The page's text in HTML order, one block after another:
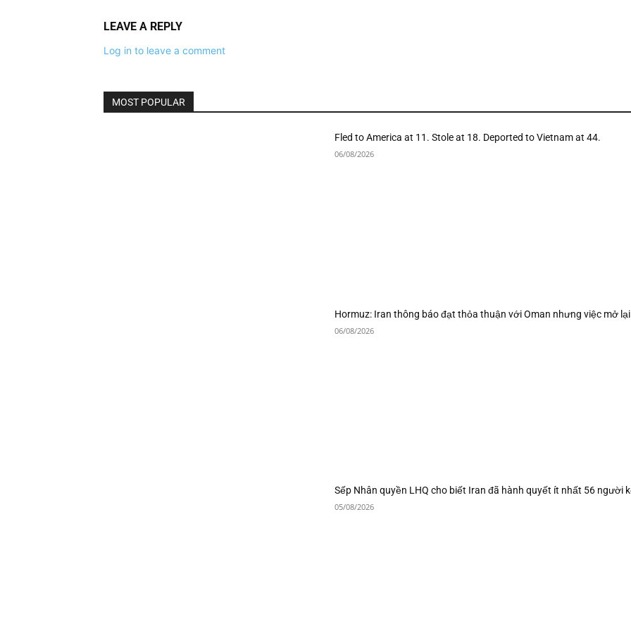
LEAVE A REPLY
Log in to leave a comment
MOST POPULAR
Fled to America at 11. Stole at 18. Deported to Vietnam at 44.
06/08/2026
Hormuz: Iran thông báo đạt thỏa thuận với Oman nhưng việc mở
06/08/2026
Sếp Nhân quyền LHQ cho biết Iran đã hành quyết ít nhất 56 người
05/08/2026